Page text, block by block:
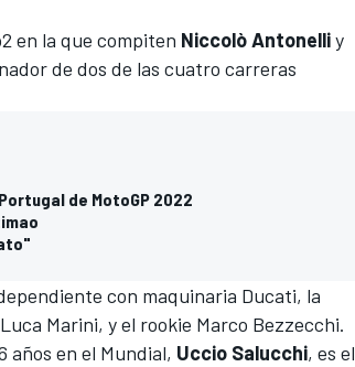
en la que compiten Niccolò Antonelliy
de dos de las cuatro carreras
de MotoGP 2022
con maquinaria Ducati, la
Luca Marini, y el rookie Marco Bezzecchi.
años en el Mundial, Uccio Salucchi, es el